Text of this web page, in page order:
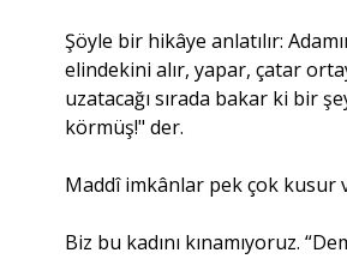
Şöyle bir hikâye anlatılır:
elindekini alır, yapar, çatar
uzatacağı sırada bakar ki bir
körmüş!" der.
Maddî imkânlar pek çok kusur
Biz bu kadını kınamıyoruz.